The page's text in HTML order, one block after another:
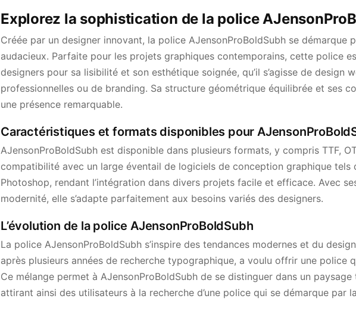
Explorez la sophistication de la police
Créée par un designer innovant, la police AJensonProBoldSubh se démarque
audacieux. Parfaite pour les projets graphiques contemporains, cette police
designers pour sa lisibilité et son esthétique soignée, qu’il s’agisse de design
professionnelles ou de branding. Sa structure géométrique équilibrée et ses
une présence remarquable.
Caractéristiques et formats disponibles pour
AJensonProBoldSubh est disponible dans plusieurs formats, y compris TTF,
compatibilité avec un large éventail de logiciels de conception graphique tels
Photoshop, rendant l’intégration dans divers projets facile et efficace. Avec
modernité, elle s’adapte parfaitement aux besoins variés des designers.
L’évolution de la police AJensonProBoldSubh
La police AJensonProBoldSubh s’inspire des tendances modernes et du
après plusieurs années de recherche typographique, a voulu offrir une police
Ce mélange permet à AJensonProBoldSubh de se distinguer dans un
attirant ainsi des utilisateurs à la recherche d’une police qui se démarque par